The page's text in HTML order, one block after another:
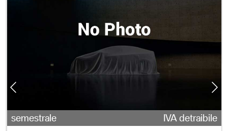
semestrale
IVA detraibile